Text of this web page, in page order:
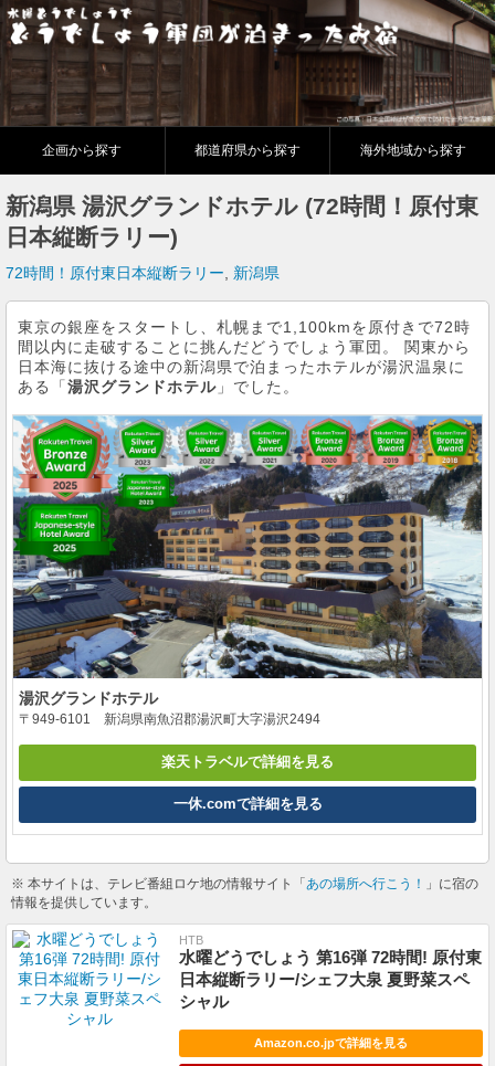
企画から探す 都道府県から探す 海外地域から探す
新潟県 湯沢グランドホテル (72時間！原付東
日本縦断ラリー)
72時間！原付東日本縦断ラリー 新潟県
東京の銀座をスタートし、札幌まで1,100kmを原付きで72時
間以内に走破することに挑んだどうでしょう軍団。 関東から
日本海に抜ける途中の新潟県で泊まったホテルが湯沢温泉に
ある「湯沢グランドホテル 」でした。
湯沢グランドホテル
〒949-6101 新潟県南魚沼郡湯沢町大字湯沢2494
楽天トラベルで詳細を見る
一休.comで詳細を見る
※ 本サイトは、テレビ番組ロケ地の情報サイト「 あの場所へ行こう！
」に宿の
情報を提供しています。
HTB
水曜どうでしょう 第16弾 72時間! 原付東
日本縦断ラリー/シェフ大泉 夏野菜スペ
シャル
Amazon.co.jpで詳細を見る